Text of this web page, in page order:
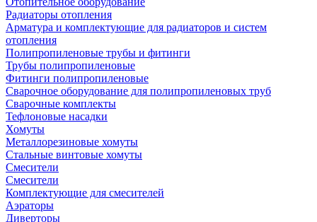
Радиаторы отопления
Арматура и комплектующие для радиаторов и систем
отопления
Полипропиленовые трубы и фитинги
Трубы полипропиленовые
Фитинги полипропиленовые
Сварочное оборудование для полипропиленовых труб
Сварочные комплекты
Тефлоновые насадки
Хомуты
Металлорезиновые хомуты
Стальные винтовые хомуты
Смесители
Смесители
Комплектующие для смесителей
Аэраторы
Диверторы